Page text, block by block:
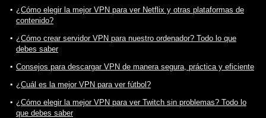
¿Cómo elegir la mejor VPN para ver Netflix y otras plataformas de
contenido?
¿Cómo crear servidor VPN para nuestro ordenador? Todo lo que
debes saber
Consejos para descargar VPN de manera segura, práctica y eficiente
¿Cuál es la mejor VPN para ver fútbol?
¿Cómo elegir la mejor VPN para ver Twitch sin problemas? Todo lo
que debes saber